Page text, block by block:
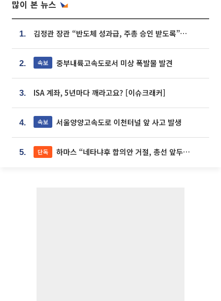
많이 본 뉴스
1. 김정관 장관 “반도체 성과급, 주총 승인 받도록”…상법·자본시장법 개정 시사
2. 속보 중부내륙고속도로서 미상 폭발물 발견
3. ISA 계좌, 5년마다 깨라고요? [이슈크래커]
4. 속보 서울양양고속도로 이천터널 앞 사고 발생
5. 단독 하마스 “네타냐후 합의안 거절, 총선 앞두고 시간 끌기”